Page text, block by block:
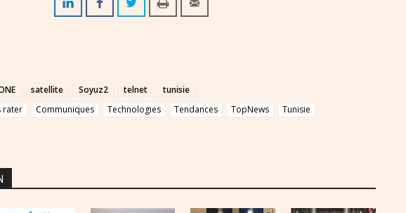
satellite Soyuz2 telnet
tunisie
rater Communiques Technologies Tendances TopNews Tunisie